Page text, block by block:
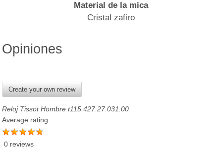
Material de la mica
Cristal zafiro
Opiniones
Create your own review
Reloj Tissot Hombre t115.427.27.031.00
Average rating:
0 reviews